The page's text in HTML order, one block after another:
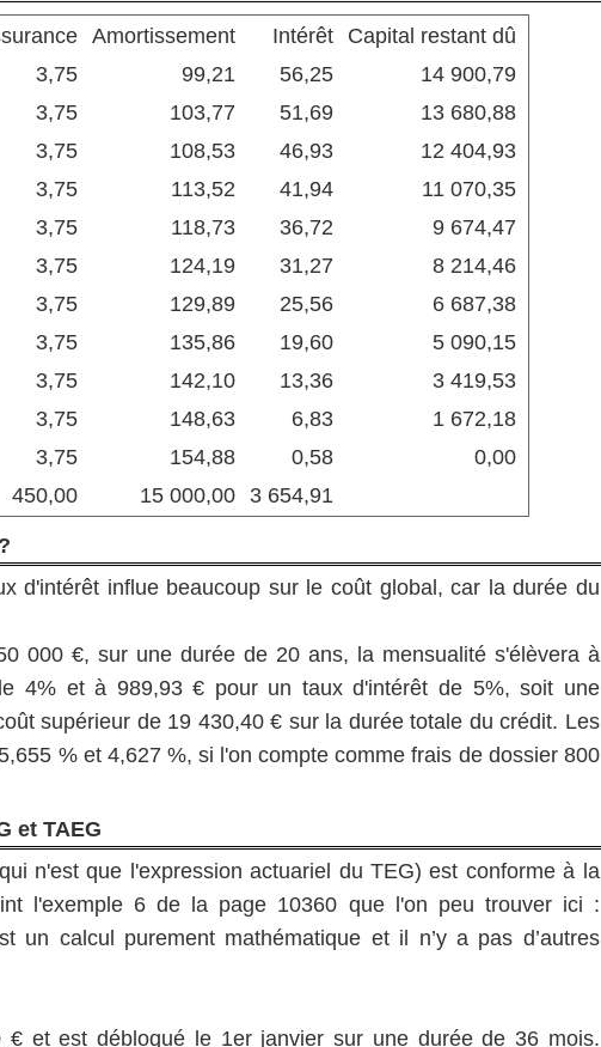
Amortissement Intérêt
Capital restant dû
3,75 99,21 56,25
14 900,79
3,75 103,77 51,69
13 680,88
3,75 108,53 46,93
12 404,93
3,75 113,52 41,94
11 070,35
3,75 118,73 36,72
9 674,47
3,75 124,19 31,27
8 214,46
3,75 129,89 25,56
6 687,38
3,75 135,86 19,60
5 090,15
3,75 142,10 13,36
3 419,53
3,75 148,63 6,83
1 672,18
3,75 154,88 0,58
0,00
450,00 15 000,00 3 654,91
d'intérêt influe beaucoup sur le coût global, car la durée du
000 €, sur une durée de 20 ans, la mensualité s'élèvera à
4% et à 989,93 € pour un taux d'intérêt de 5%, soit une
supérieur de 19 430,40 € sur la durée totale du crédit. Les
% et 4,627 %, si l'on compte comme frais de dossier 800
et TAEG
n'est que l'expression actuariel du TEG) est conforme à la
l'exemple 6 de la page 10360 que l'on peu trouver ici :
un calcul purement mathématique et il n’y a pas d’autres
et est débloqué le 1er janvier sur une durée de 36 mois.